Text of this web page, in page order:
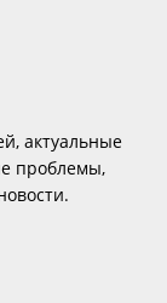
актуальные
проблемы,